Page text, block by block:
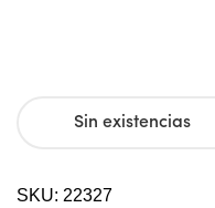
Sin existencias
SKU: 22327